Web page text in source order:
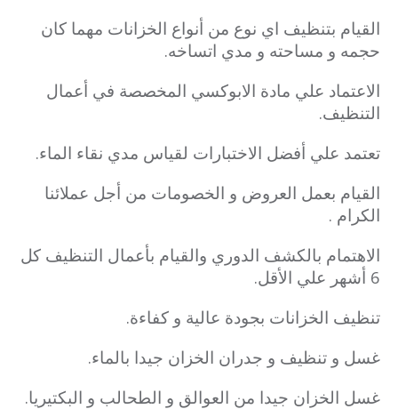
القيام بتنظيف اي نوع من أنواع الخزانات مهما كان
حجمه و مساحته و مدي اتساخه.
الاعتماد علي مادة الابوكسي المخصصة في أعمال
التنظيف.
تعتمد علي أفضل الاختبارات لقياس مدي نقاء الماء.
القيام بعمل العروض و الخصومات من أجل عملائنا
الكرام .
الاهتمام بالكشف الدوري والقيام بأعمال التنظيف كل
6 أشهر علي الأقل.
تنظيف الخزانات بجودة عالية و كفاءة.
غسل و تنظيف و جدران الخزان جيدا بالماء.
غسل الخزان جيدا من العوالق و الطحالب و البكتيريا.